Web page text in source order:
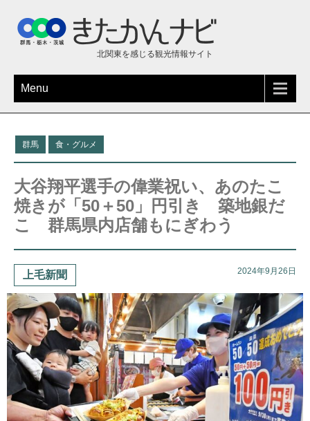
北関東を感じる観光情報サイト
Menu
群馬 食・グルメ
大谷翔平選手の偉業祝い、あのたこ
焼きが「50＋50」円引き 築地銀だ
こ 群馬県内店舗もにぎわう
上毛新聞 2024年9月26日